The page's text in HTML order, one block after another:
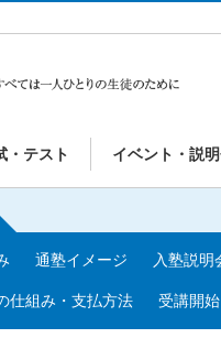
・テスト イベント・説
通塾イメージ 入塾説明
仕組み・支払方法 受講開